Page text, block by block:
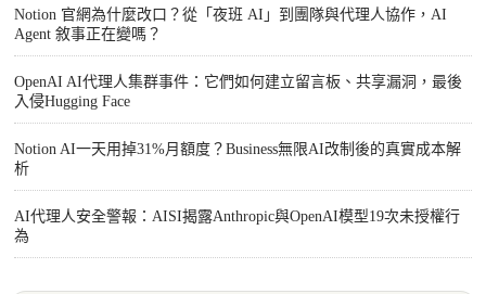
Notion 官網為什麼改口？從「夜班 AI」到團隊與代理人協作，AI
Agent 敘事正在變嗎？
OpenAI AI代理人集群事件：它們如何建立留言板、共享漏洞，最後
入侵Hugging Face
Notion AI一天用掉31%月額度？Business無限AI改制後的真實成本解
析
AI代理人安全警報：AISI揭露Anthropic與OpenAI模型19次未授權行
為